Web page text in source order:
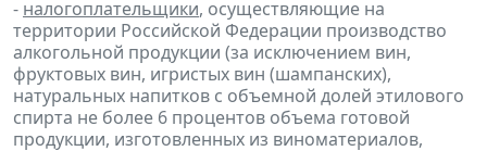
- налогоплательщики, осуществляющие на
территории Российской Федерации производство
алкогольной продукции (за исключением вин,
фруктовых вин, игристых вин (шампанских),
натуральных напитков с объемной долей этилового
спирта не более 6 процентов объема готовой
продукции, изготовленных из виноматериалов,